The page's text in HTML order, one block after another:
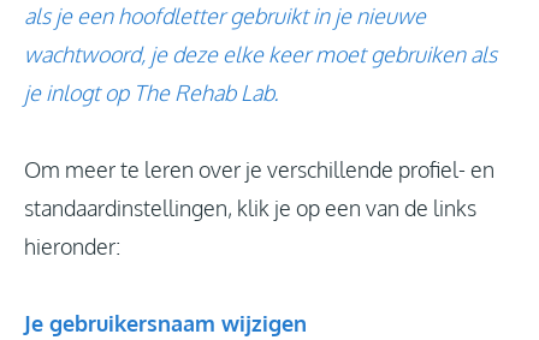
als je een hoofdletter gebruikt in je nieuwe
wachtwoord, je deze elke keer moet gebruiken als
je inlogt op The Rehab Lab.
Om meer te leren over je verschillende profiel- en
standaardinstellingen, klik je op een van de links
hieronder:
Je gebruikersnaam wijzigen